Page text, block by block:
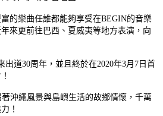
的樂曲任誰都能夠享受在BEGIN的音樂
來更前往巴西、夏威夷等地方表演，向
出道30周年，並且終於在2020年3月7日首
沖繩風景與島嶼生活的故鄉情懷，千萬
！